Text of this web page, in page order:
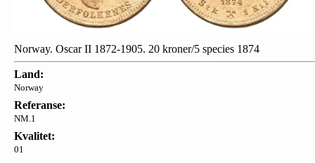
Norway. Oscar II 1872-1905. 20 kroner/5 species 1874
Land:
Norway
Referanse:
NM.1
Kvalitet:
01